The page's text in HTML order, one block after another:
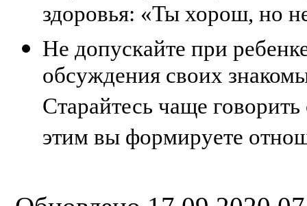
здоровья: «Ты хорош, но
Не допускайте при
обсуждения своих
Старайтесь чаще
этим вы формируете